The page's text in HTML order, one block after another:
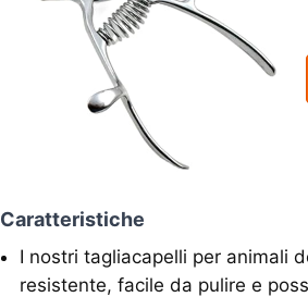
Caratteristiche
I nostri tagliacapelli per animali
resistente, facile da pulire e